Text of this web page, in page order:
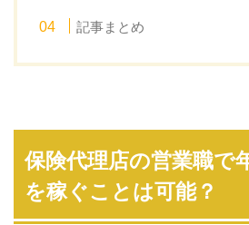
記事まとめ
保険代理店の営業職で
を稼ぐことは可能？